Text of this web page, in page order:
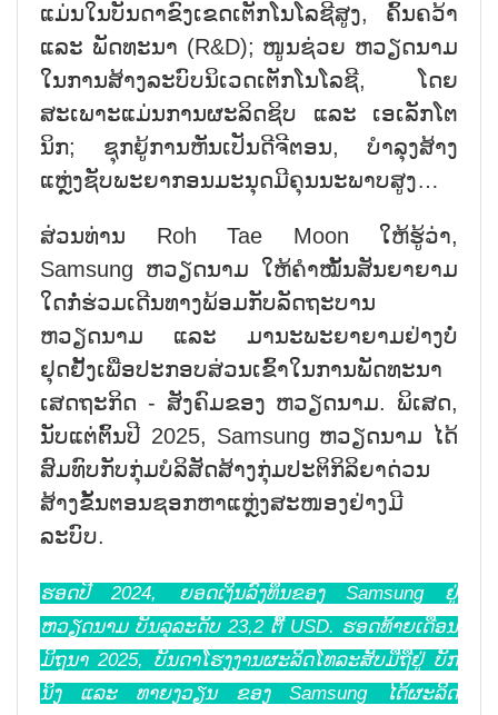
ແມ່ນໃນບັນດາຂົງເຂດເຕັກໂນໂລຊີສູງ, ຄົ້ນຄວ້າ
ແລະ ພັດທະນາ (R&D); ໜູນຊ່ວຍ ຫວຽດນາມ
ໃນການສ້າງລະບົບນິເວດເຕັກໂນໂລຊີ, ໂດຍ
ສະເພາະແມ່ນການຜະລິດຊິບ ແລະ ເອເລັກໂຕ
ນິກ; ຊຸກຍູ້ການຫັນເປັນດີຈີຕອນ, ບຳລຸງສ້າງ
ແຫຼ່ງຊັບພະຍາກອນມະນຸດມີຄຸນນະພາບສູງ…
ສ່ວນທ່ານ Roh Tae Moon ໃຫ້ຮູ້ວ່າ,
Samsung ຫວຽດນາມ ໃຫ້ຄຳໝັ້ນສັນຍາຍາມ
ໃດກໍ່ຮ່ວມເດີນທາງພ້ອມກັບລັດຖະບານ
ຫວຽດນາມ ແລະ ມານະພະຍາຍາມຢ່າງບໍ່
ຢຸດຢັ້ງເພື່ອປະກອບສ່ວນເຂົ້າໃນການພັດທະນາ
ເສດຖະກິດ - ສັງຄົມຂອງ ຫວຽດນາມ. ພິເສດ,
ນັບແຕ່ຕົ້ນປີ 2025, Samsung ຫວຽດນາມ ໄດ້
ສົມທົບກັບກຸ່ມບໍລິສັດສ້າງກຸ່ມປະຕິກິລິຍາດ່ວນ
ສ້າງຂັ້ນຕອນຊອກຫາແຫຼ່ງສະໜອງຢ່າງມີ
ລະບົບ.
ຮອດປີ 2024, ຍອດເງິນລົງທຶນຂອງ Samsung ຢູ່
ຫວຽດນາມ ບັນລຸລະດັບ 23,2 ຕື້ USD. ຮອດທ້າຍເດືອນ
ມິຖຸນາ 2025, ບັນດາໂຮງງານຜະລິດໂທລະສັບມືຖືຢູ່ ບັກ
ນິງ ແລະ ທາຍງວຽນ ຂອງ Samsung ໄດ້ຜະລິດ